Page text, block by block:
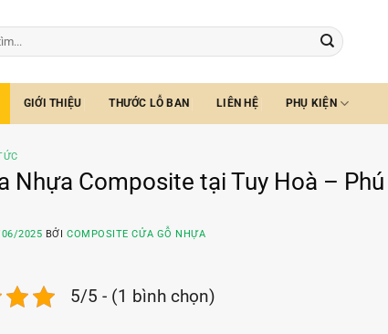
GIỚI THIỆU THƯỚC LỖ BAN LIÊN HỆ PHỤ KIỆN
Nhựa Composite tại Tuy Hoà –
2025 BỞICOMPOSITE CỬA GỖ NHỰA
5/5 - (1 bình chọn)